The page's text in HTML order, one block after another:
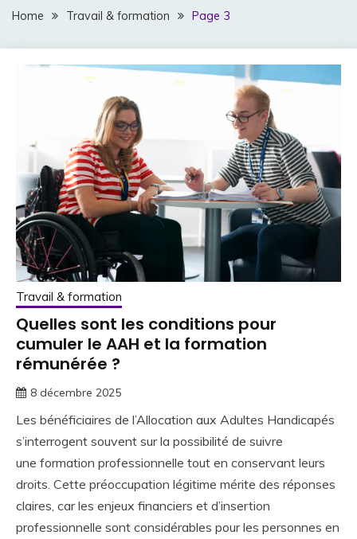
Home Travail & formation Page 3
Travail & formation
Quelles sont les conditions pour
cumuler le AAH et la formation
rémunérée ?
8 décembre 2025
Les bénéficiaires de l’Allocation aux Adultes Handicapés
s’interrogent souvent sur la possibilité de suivre
une formation professionnelle tout en conservant leurs
droits. Cette préoccupation légitime mérite des réponses
claires, car les enjeux financiers et d’insertion
professionnelle sont considérables pour les personnes en